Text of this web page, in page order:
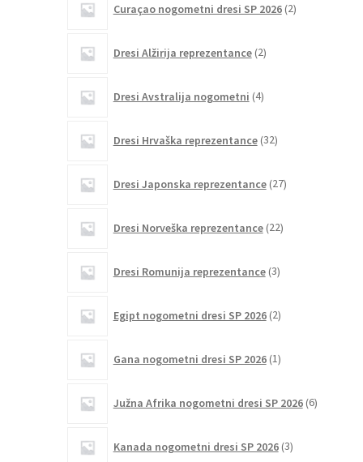
Curaçao nogometni dresi SP 2026 2izdelka
Dresi Alžirija reprezentance 2izdelka
Dresi Avstralija nogometni 4izdelki
Dresi Hrvaška reprezentance 32izdelkov
Dresi Japonska reprezentance 27izdelkov
Dresi Norveška reprezentance 22izdelkov
Dresi Romunija reprezentance 3izdelki
Egipt nogometni dresi SP 2026 2izdelka
Gana nogometni dresi SP 2026 1izdelek
Južna Afrika nogometni dresi SP 2026 6izdelkov
Kanada nogometni dresi SP 2026 3izdelki